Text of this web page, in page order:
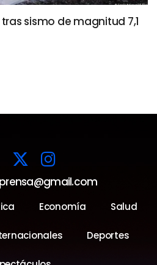
sismo de magnitud 7,1
Economía Salud
Deportes